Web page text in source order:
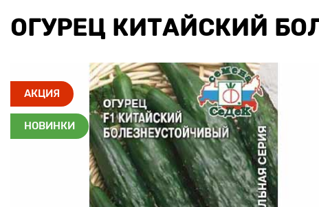
ОГУРЕЦ КИТАЙСКИЙ
АКЦИЯ
НОВИНКИ